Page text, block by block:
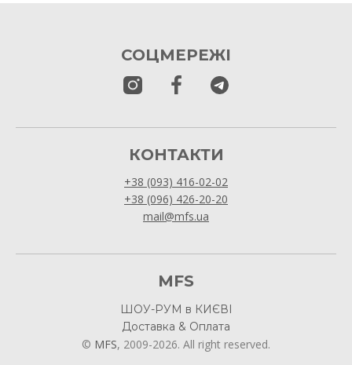
СОЦМЕРЕЖІ
КОНТАКТИ
+38 (093) 416-02-02
+38 (096) 426-20-20
mail@mfs.ua
MFS
ШОУ-РУМ в КИЄВІ
Доставка & Оплата
© MFS, 2009-2026. All right reserved.